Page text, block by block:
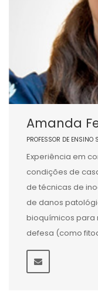
Amanda
PROFESSOR DE ENSINO
Experiência em
condições de
de técnicas de
de danos
bioquímicos para
defesa (como